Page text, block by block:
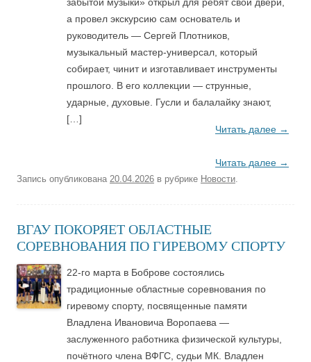
а провел экскурсию сам основатель и
руководитель — Сергей Плотников,
музыкальный мастер-универсал, который
собирает, чинит и изготавливает инструменты
прошлого. В его коллекции — струнные,
ударные, духовые. Гусли и балалайку знают,
[…]
Читать далее →
Читать далее →
Запись опубликована 20.04.2026 в рубрике Новости.
ВГАУ ПОКОРЯЕТ ОБЛАСТНЫЕ
СОРЕВНОВАНИЯ ПО ГИРЕВОМУ СПОРТУ
22-го марта в Боброве состоялись
традиционные областные соревнования по
гиревому спорту, посвященные памяти
Владлена Ивановича Воропаева —
заслуженного работника физической культуры,
почётного члена ВФГС, судьи МК. Владлен